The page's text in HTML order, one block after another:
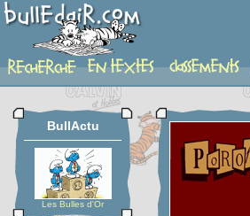
album
BullActu
Les Bulles d'Or